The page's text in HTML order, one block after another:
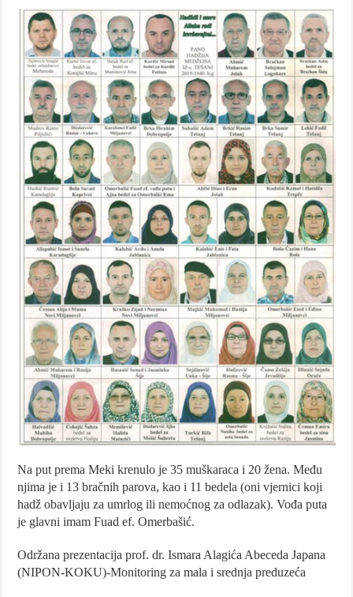
Na put prema Meki krenulo je 35 muškaraca i 20 žena. Među
njima je i 13 bračnih parova, kao i 11 bedela (oni vjernici koji
hadž obavljaju za umrlog ili nemoćnog za odlazak). Vođa puta
je glavni imam Fuad ef. Omerbašić.
Održana prezentacija prof. dr. Ismara Alagića Abeceda Japana
(NIPON-KOKU)-Monitoring za mala i srednja preduzeća